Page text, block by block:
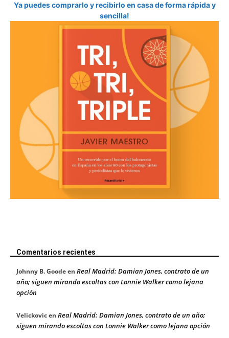
Ya puedes comprarlo y recibirlo en casa de forma rápida y
sencilla!
Comentarios recientes
Johnny B. Goodeen Real Madrid: Damian Jones, contrato de un
año; siguen mirando escoltas con Lonnie Walker como lejana
opción
Velickovicen Real Madrid: Damian Jones, contrato de un año;
siguen mirando escoltas con Lonnie Walker como lejana opción